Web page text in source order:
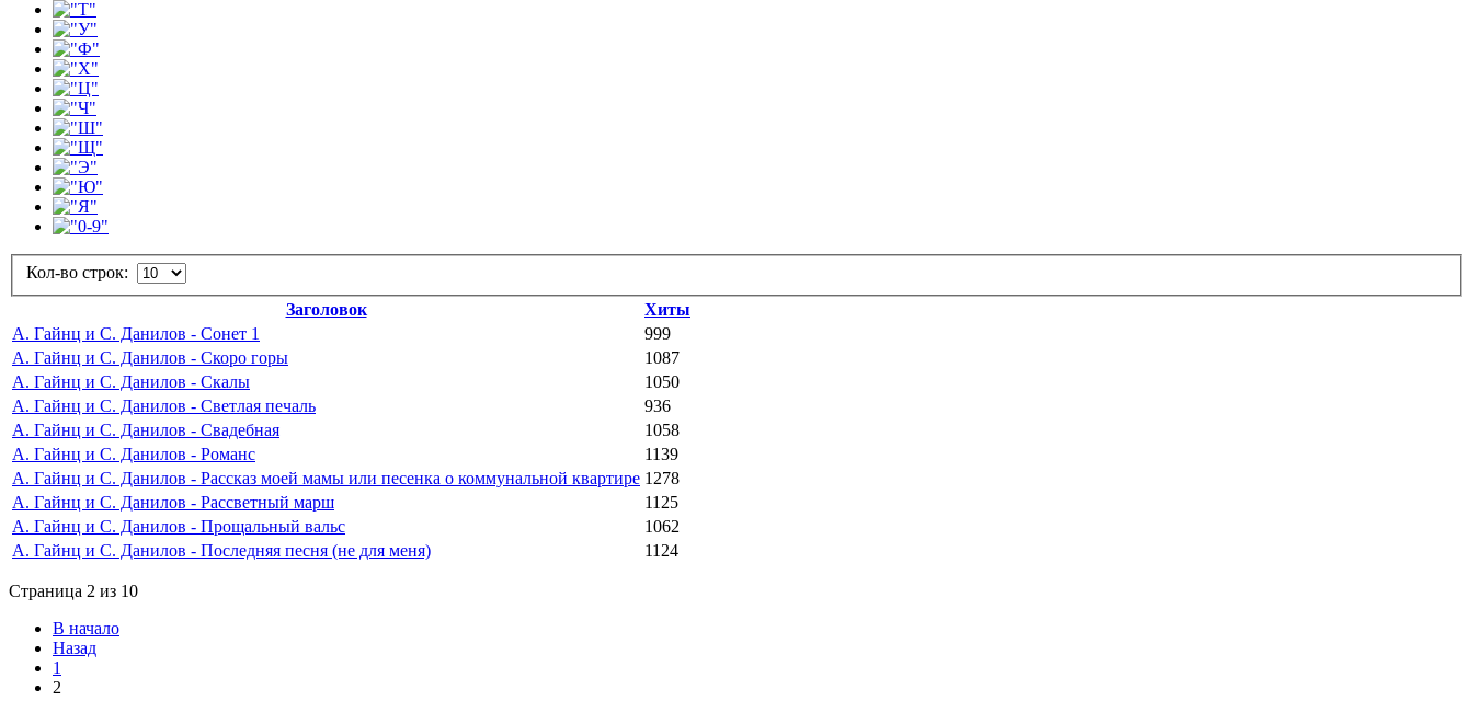
Кол-во строк:
Заголовок
Хиты
А. Гайнц и С. Данилов - Сонет 1
999
А. Гайнц и С. Данилов - Скоро горы
1087
А. Гайнц и С. Данилов - Скалы
1050
А. Гайнц и С. Данилов - Светлая печаль
936
А. Гайнц и С. Данилов - Свадебная
1058
А. Гайнц и С. Данилов - Романс
1139
А. Гайнц и С. Данилов - Рассказ моей мамы или песенка о коммунальной квартире 1278
А. Гайнц и С. Данилов - Рассветный марш
1125
А. Гайнц и С. Данилов - Прощальный вальс
1062
А. Гайнц и С. Данилов - Последняя песня (не для меня)
1124
Страница 2 из 10
В начало
Назад
1
2